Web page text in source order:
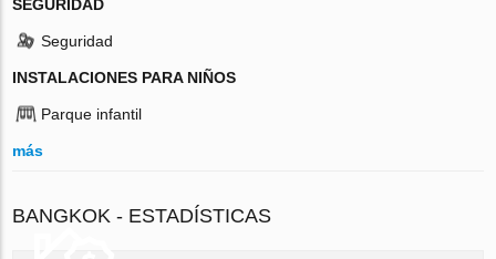
SEGURIDAD
Seguridad
INSTALACIONES PARA NIÑOS
Parque infantil
más
BANGKOK - ESTADÍSTICAS